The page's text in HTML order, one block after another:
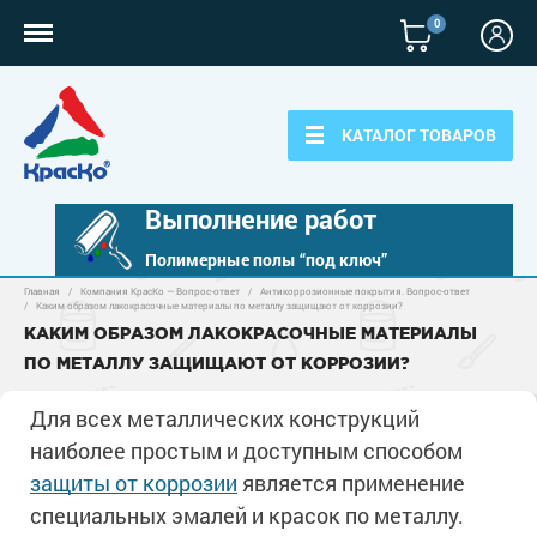
0
КАТАЛОГ ТОВАРОВ
Выполнение работ
Полимерные полы “под ключ”
Полимерные наливные полы
Полиуретановые полы
Водно-эпоксидные наливные полы
Эпоксидный ровнитель бетона
Грунтовки
Для бетонных полов
Полиуретановые полы
Эпоксидные полы
Краски для бетона
Пропитки для бетона
Для металла
Защита в один слой
Для фасадов
Краски для фасадов
Главная / Компания КрасКо — Вопрос-ответ /
Антикоррозионные покрытия. Вопрос-ответ
/
Каким образом лакокрасочные материалы по металлу защищают от коррозии?
КАКИМ ОБРАЗОМ ЛАКОКРАСОЧНЫЕ МАТЕРИАЛЫ
ПО МЕТАЛЛУ ЗАЩИЩАЮТ ОТ КОРРОЗИИ?
Для всех металлических конструкций
наиболее простым и доступным способом
защиты от коррозии является применение
специальных эмалей и красок по металлу.